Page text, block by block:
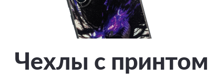
Чехлы с принтом